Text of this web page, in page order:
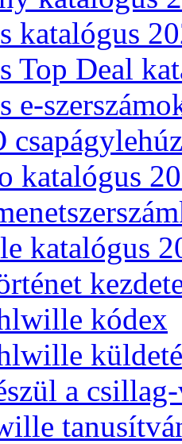
katalógus
Top Deal
e-
katalógus
katalógus
kódex
a